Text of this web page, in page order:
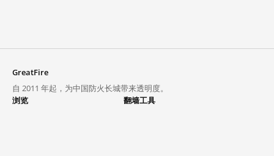
GreatFire
自 2011 年起，为中国防火长城带来透明度。
浏览
翻墙工具